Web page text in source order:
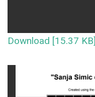
Download [15.37 KB]